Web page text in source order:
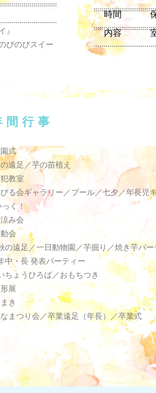
』
びのびスイー
時間 保育
内容 室内・
間行事
式
遠足／芋の苗植え
教室
る会ギャラリー／プール／七夕／年長児
っく！
み会
会
の遠足／一日動物園／芋掘り／焼き芋パー
中・長 発表パーティー
ちょうひろば／おもちつき
展
き
まつり会／卒業遠足（年長）／卒業式